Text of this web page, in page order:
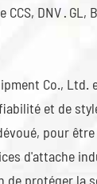
DNV · GL,
Co., Ltd.
et de
pour
d'attache
de protéger la